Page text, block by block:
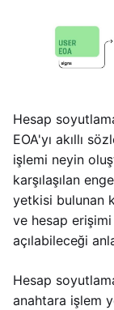
Hesap
EOA'yı akıllı
işlemi neyin
karşılaşılan
yetkisi bulunan
ve hesap
açılabileceği
Hesap
anahtara işlem